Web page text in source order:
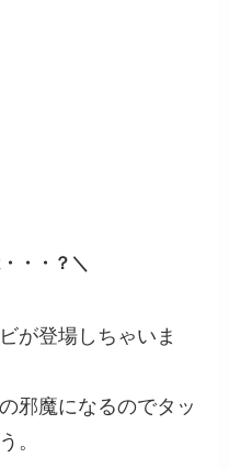
・・？＼
が登場しちゃいま
邪魔になるのでタッ
。